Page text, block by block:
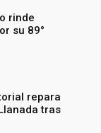
rinde
su 89°
repara
tras